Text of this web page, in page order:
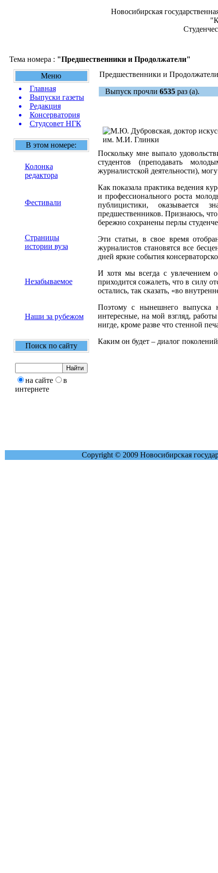
Новосибирская
Тема номера : "Предшественники и Продолжатели"
Меню
Главная
Выпуски газеты
Редакция
Консерватория
Студсовет НГК
В этом номере:
Колонка
редактора
Фестивали
Страницы
истории вуза
Незабываемое
Наши за рубежом
Поиск по сайту
на сайте
в
интернете
Предшественники и Продолжатели
Выпуск прочли 6535раз (а).
Поскольку мне выпало
студентов (преподавать
журналистской деятельности),
Как показала практика ведения
и профессионального роста
публицистики, оказывается
предшественников. Признаюсь,
бережно сохранены перлы
Эти статьи, в свое время
журналистов становятся все
дней яркие события
И хотя мы всегда с увлечением
приходится сожалеть, что в силу
остались, так сказать, «во
Поэтому с нынешнего выпуска
интересные, на мой взгляд,
нигде, кроме разве что стенной
Каким он будет – диалог
Copyright © 2009 Новосибирская